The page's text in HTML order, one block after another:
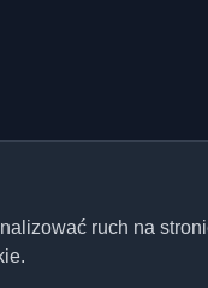
ruch na